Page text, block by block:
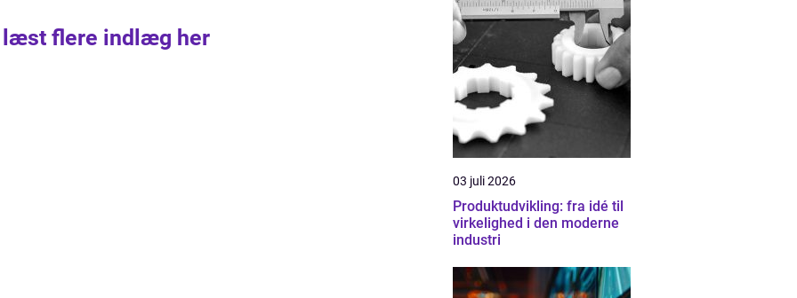
læst flere indlæg her
03 juli 2026
Produktudvikling: fra idé til
virkelighed i den moderne
industri